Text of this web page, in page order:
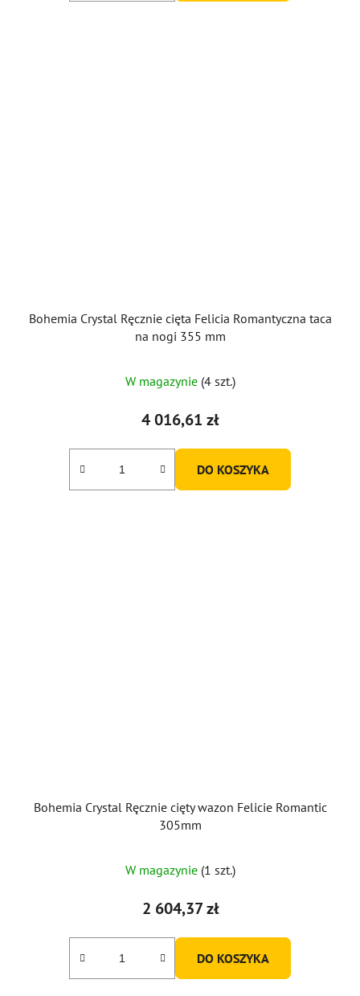
Bohemia Crystal Ręcznie cięta Felicia Romantyczna taca
na nogi 355 mm
W magazynie (4 szt.)
4 016,61 zł
DO KOSZYKA
Bohemia Crystal Ręcznie cięty wazon Felicie Romantic
305mm
W magazynie (1 szt.)
2 604,37 zł
DO KOSZYKA